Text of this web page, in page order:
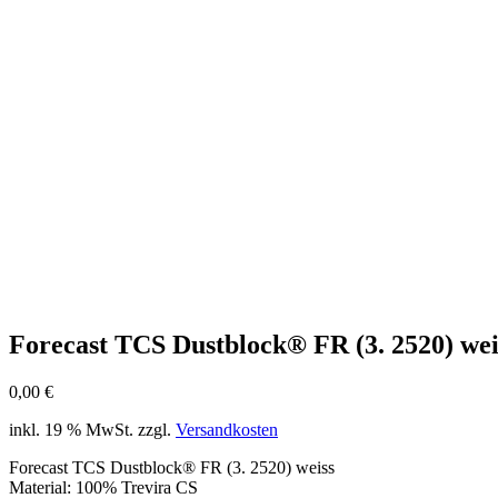
Forecast TCS Dustblock® FR (3. 2520)
0,00 €
inkl. 19 % MwSt. zzgl. Versandkosten
Forecast TCS Dustblock® FR (3. 2520) weiss
Material: 100% Trevira CS